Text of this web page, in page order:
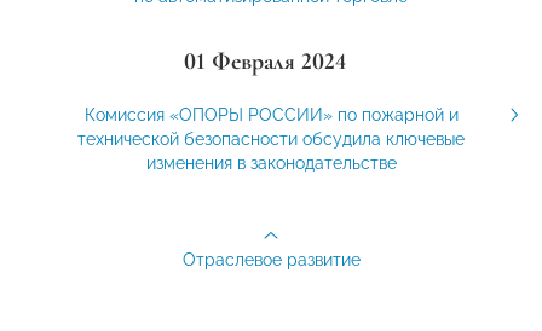
01 Февраля 2024
Комиссия «ОПОРЫ РОССИИ» по пожарной и
технической безопасности обсудила ключевые
изменения в законодательстве
Отраслевое развитие